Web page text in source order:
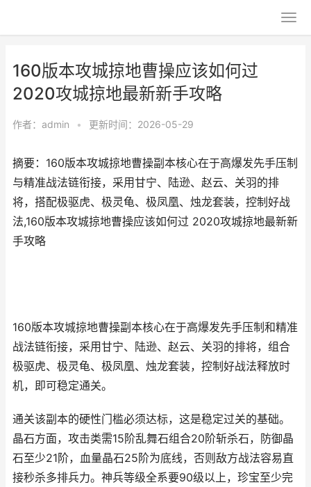
160版本攻城掠地曹操应该如何过
2020攻城掠地最新新手攻略
作者： admin • 更新时间：2026-05-29
摘要：160版本攻城掠地曹操副本核心在于高爆发先手压制
与精准战法链衔接，采用甘宁、陆逊、赵云、关羽的排
将，搭配极驱虎、极灵龟、极凤凰、烛龙套装，控制好战
法,160版本攻城掠地曹操应该如何过 2020攻城掠地最新新
手攻略
160版本攻城掠地曹操副本核心在于高爆发先手压制和精准
战法链衔接，采用甘宁、陆逊、赵云、关羽的排将，组合
极驱虎、极灵龟、极凤凰、烛龙套装，控制好战法释放时
机，即可稳定通关。
通关该副本的硬性门槛必须达标，这是稳定过关的基础。
晶石方面，攻击类需15阶乱舞石组合20阶斩杀石，防御晶
石至少21阶，血量晶石25阶为底线，否则敌方战法容易直
接秒杀多排兵力。神兵等级全系要90级以上，珍宝至少完